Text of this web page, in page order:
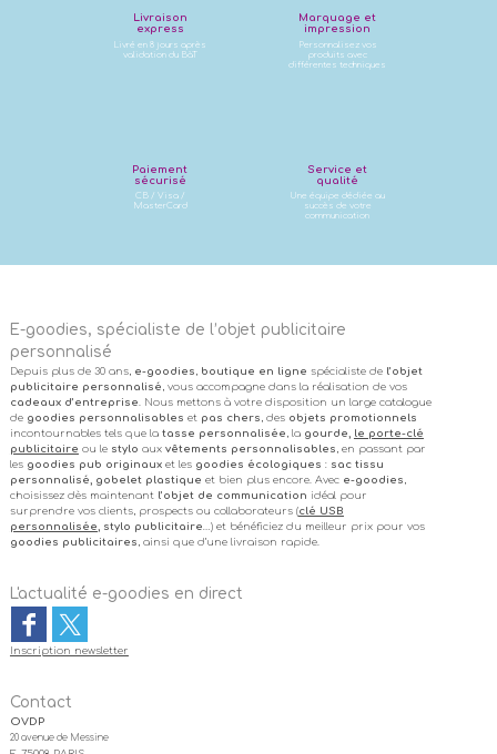
Livraison
express
Livré en 8 jours après
validation du BàT
Marquage et
impression
Personnalisez vos
produits avec
différentes techniques
Paiement
sécurisé
CB / Visa /
MasterCard
Service et
qualité
Une équipe dédiée au
succès de votre
communication
E-goodies, spécialiste de l’objet publicitaire
personnalisé
Depuis plus de 30 ans, e-goodies , boutique en ligne spécialiste de l’objet
publicitaire personnalisé , vous accompagne dans la réalisation de vos
cadeaux d’entreprise. Nous mettons à votre disposition un large catalogue
de goodies personnalisables et pas chers , des objets promotionnels
incontournables tels que la tasse personnalisée , la gourde, le porte-clé
publicitaire ou le stylo aux vêtements personnalisables , en passant par
les goodies pub originauxet les goodies écologiques : sac tissu
personnalisé, gobelet plastique et bien plus encore. Avec e-goodies ,
choisissez dès maintenant l’objet de communication idéal pour
surprendre vos clients, prospects ou collaborateurs (clé USB
personnalisée, stylo publicitaire…) et bénéficiez du meilleur prix pour vos
goodies publicitaires , ainsi que d’une livraison rapide.
L'actualité e-goodies en direct
Inscription newsletter
Contact
OVDP
20 avenue de Messine